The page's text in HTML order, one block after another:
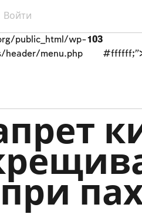
Войти
public_html/wp-
menu.php
103